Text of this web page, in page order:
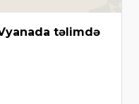
təlimdə